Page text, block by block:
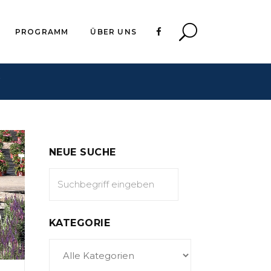
PROGRAMM ÜBER UNS
NEUE SUCHE
KATEGORIE